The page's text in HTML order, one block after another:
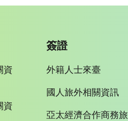
資
資
簽證
外籍人士來臺
國人旅外相關資訊
亞太經濟合作商務旅